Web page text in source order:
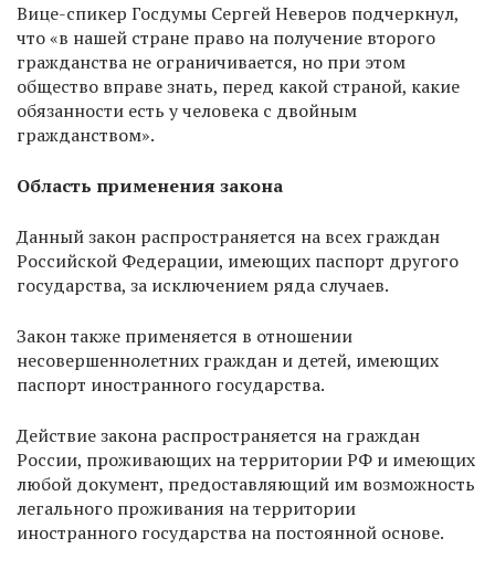
Вице-спикер Госдумы Сергей Неверов подчеркнул,
что «в нашей стране право на получение второго
гражданства не ограничивается, но при этом
общество вправе знать, перед какой страной, какие
обязанности есть у человека с двойным
гражданством».
Область применения закона
Данный закон распространяется на всех граждан
Российской Федерации, имеющих паспорт другого
государства, за исключением ряда случаев.
Закон также применяется в отношении
несовершеннолетних граждан и детей, имеющих
паспорт иностранного государства.
Действие закона распространяется на граждан
России, проживающих на территории РФ и имеющих
любой документ, предоставляющий им возможность
легального проживания на территории
иностранного государства на постоянной основе.